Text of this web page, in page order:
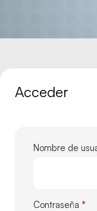
Acceder
Nombre de
Contraseña *